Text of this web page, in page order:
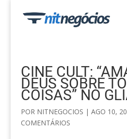
CINE CULT:
DEUS SOBRE
COISAS” NO
POR NITNEGOCIOS | AGO 10,
COMENTÁRIOS